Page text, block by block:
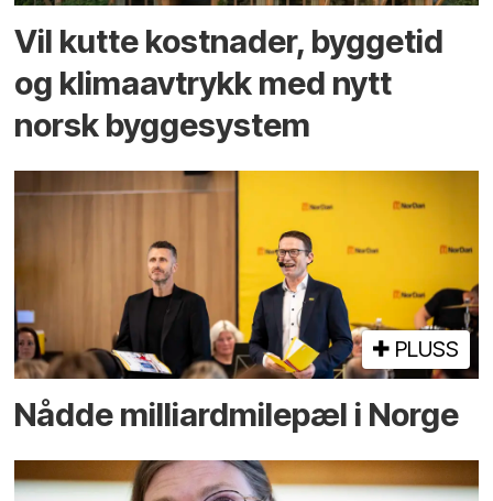
Vil kutte kostnader, byggetid
og klima­avtrykk med nytt
norsk bygge­system
PLUSS
Nådde milliard­­milepæl i Norge